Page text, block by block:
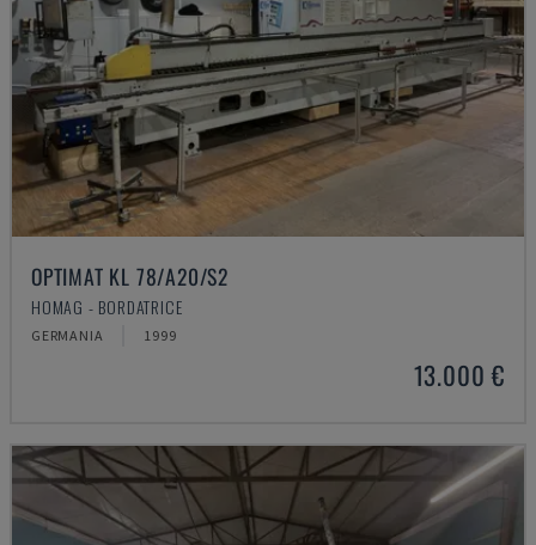
OPTIMAT KL 78/A20/S2
HOMAG - BORDATRICE
GERMANIA 1999
13.000 €